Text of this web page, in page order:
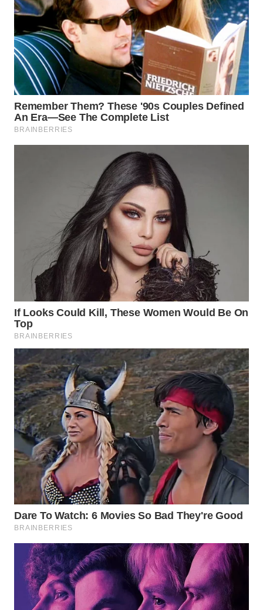
WN
TAPANULI
SELATAN
WN
TANJUNG
LESUNG
WN
KARO
LABUHANBATU
WN
TAPANULI
TENGAH
SERDANG
WN
TEBING
TINGGI
WN
PAKPAK
WN
KARAWANG
WN
BEKASI
BOGOR
WN
DEPOK